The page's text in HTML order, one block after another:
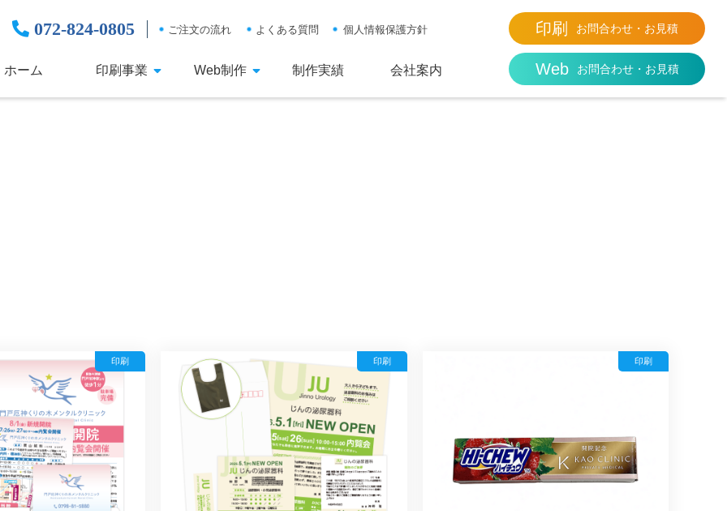
072-824-0805 ご注文の流れ よくある質問 個人情報保護方針
ホーム 印刷事業 Web制作 制作実績 会社案内
印刷 お問合わせ・お見積
Web お問合わせ・お見積
印刷 印刷 印刷